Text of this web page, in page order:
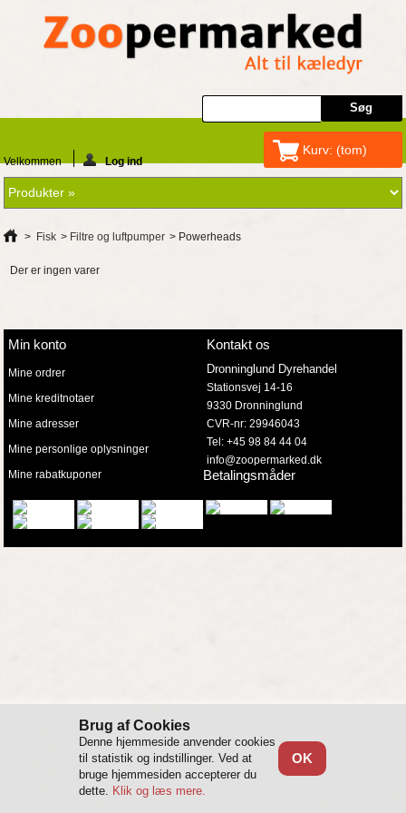
Kurv: (tom)
Velkommen Log ind
> Fisk > Filtre og luftpumper > Powerheads
Der er ingen varer
Min konto
Mine ordrer
Mine kreditnotaer
Mine adresser
Mine personlige oplysninger
Mine rabatkuponer
Brug af Cookies
OK
Denne hjemmeside anvender cookies
til statistik og indstillinger. Ved at
bruge hjemmesiden accepterer du
dette. Klik og læs mere.
Kontakt os
Dronninglund Dyrehandel
Stationsvej 14-16
9330 Dronninglund
CVR-nr: 29946043
Tel: +45 98 84 44 04
info@zoopermarked.dk
Betalingsmåder